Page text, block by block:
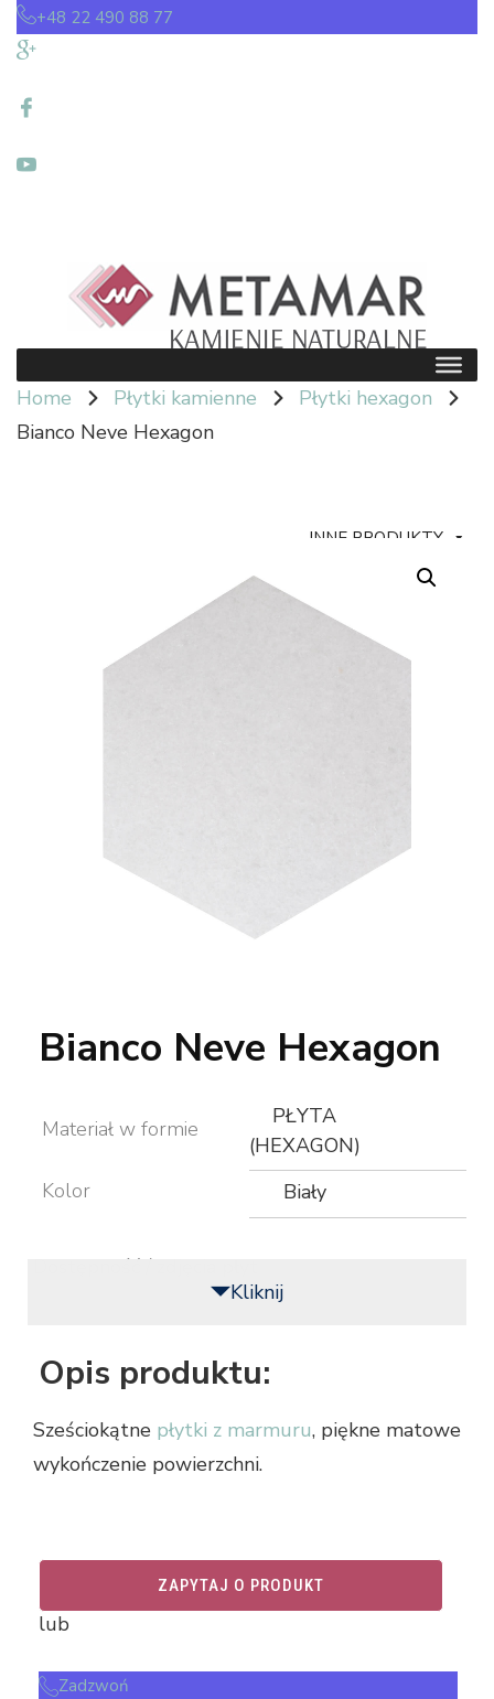
+48 22 490 88 77
Home Płytki kamienne
Płytki hexagon
Bianco Neve Hexagon
INNE PRODUKTY
Bianco Neve Hexagon
Materiał w formie
PŁYTA
(HEXAGON)
Kolor
Biały
Dostępność / zdjęcia płyt
Kliknij
Opis produktu:
Sześciokątne płytki z marmuru, piękne matowe
wykończenie powierzchni.
ZAPYTAJ O PRODUKT
lub
Zadzwoń